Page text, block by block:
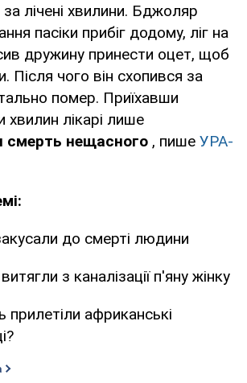
лічені хвилини. Бджоляр
пасіки прибіг додому, ліг на
дружину принести оцет, щоб
Після чого він схопився за
помер. Приїхавши
хвилин лікарі лише
смерть нещасного , пише УРА-
до смерті людини
з каналізації п'яну жінку
африканські